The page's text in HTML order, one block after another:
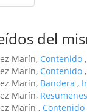
del
Marín, Contenido ,
Marín, Contenido ,
Marín, Bandera ,
Marín, Resumenes
Marín , Contenido